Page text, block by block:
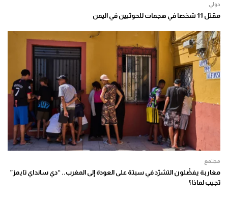
دولي
مقتل 11 شخصا في هجمات للحوثيين في اليمن
مجتمع
مغاربة يفضّلون التشرّد في سبتة على العودة إلى المغرب.. “دي سانداي تايمز”
تجيب لماذا؟